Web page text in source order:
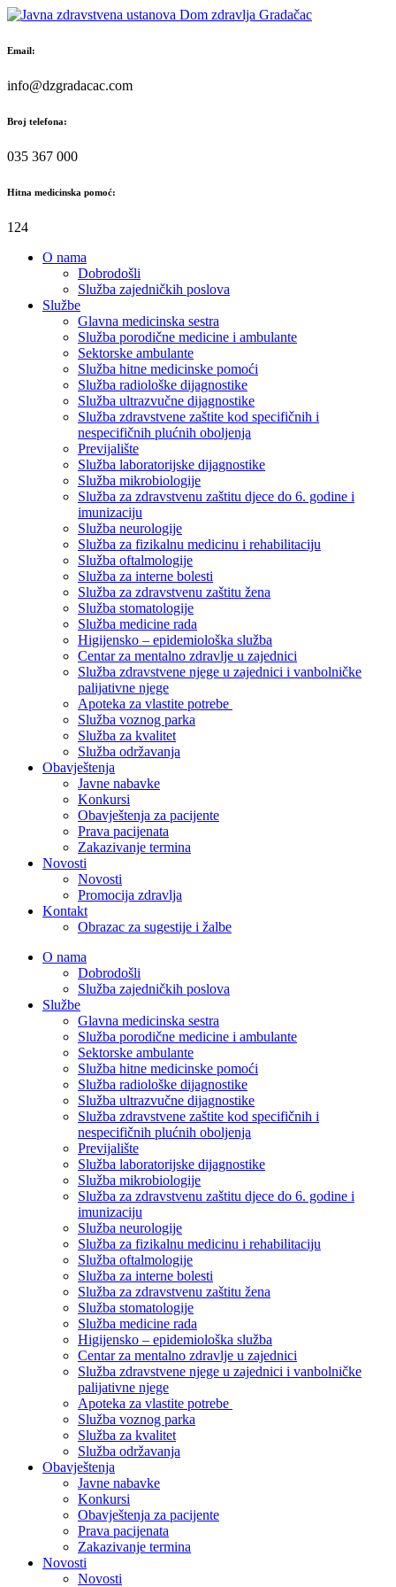
Skip
content
Email:
info@dzgradacac.com
Broj telefona:
035 367 000
Hitna medicinska pomoć:
124
O nama
Dobrodošli
Služba zajedničkih poslova
Službe
Glavna medicinska sestra
Služba porodične medicine i ambulante
Sektorske ambulante
Služba hitne medicinske pomoći
Služba radiološke dijagnostike
Služba ultrazvučne dijagnostike
Služba zdravstvene zaštite kod specifičnih i
nespecifičnih plućnih oboljenja
Previjalište
Služba laboratorijske dijagnostike
Služba mikrobiologije
Služba za zdravstvenu zaštitu djece do 6. godine i
imunizaciju
Služba neurologije
Služba za fizikalnu medicinu i rehabilitaciju
Služba oftalmologije
Služba za interne bolesti
Služba za zdravstvenu zaštitu žena
Služba stomatologije
Služba medicine rada
Higijensko – epidemiološka služba
Centar za mentalno zdravlje u zajednici
Služba zdravstvene njege u zajednici i vanbolničke
palijativne njege
Apoteka za vlastite potrebe
Služba voznog parka
Služba za kvalitet
Služba održavanja
Obavještenja
Javne nabavke
Konkursi
Obavještenja za pacijente
Prava pacijenata
Zakazivanje termina
Novosti
Novosti
Promocija zdravlja
Kontakt
Obrazac za sugestije i žalbe
O nama
Dobrodošli
Služba zajedničkih poslova
Službe
Glavna medicinska sestra
Služba porodične medicine i ambulante
Sektorske ambulante
Služba hitne medicinske pomoći
Služba radiološke dijagnostike
Služba ultrazvučne dijagnostike
Služba zdravstvene zaštite kod specifičnih i
nespecifičnih plućnih oboljenja
Previjalište
Služba laboratorijske dijagnostike
Služba mikrobiologije
Služba za zdravstvenu zaštitu djece do 6. godine i
imunizaciju
Služba neurologije
Služba za fizikalnu medicinu i rehabilitaciju
Služba oftalmologije
Služba za interne bolesti
Služba za zdravstvenu zaštitu žena
Služba stomatologije
Služba medicine rada
Higijensko – epidemiološka služba
Centar za mentalno zdravlje u zajednici
Služba zdravstvene njege u zajednici i vanbolničke
palijativne njege
Apoteka za vlastite potrebe
Služba voznog parka
Služba za kvalitet
Služba održavanja
Obavještenja
Javne nabavke
Konkursi
Obavještenja za pacijente
Prava pacijenata
Zakazivanje termina
Novosti
Novosti